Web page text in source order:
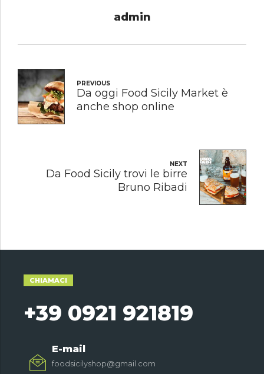
admin
PREVIOUS
Da oggi Food Sicily Market è
anche shop online
NEXT
Da Food Sicily trovi le birre
Bruno Ribadi
CHIAMACI
+39 0921 921819
E-mail
foodsicilyshop@gmail.com